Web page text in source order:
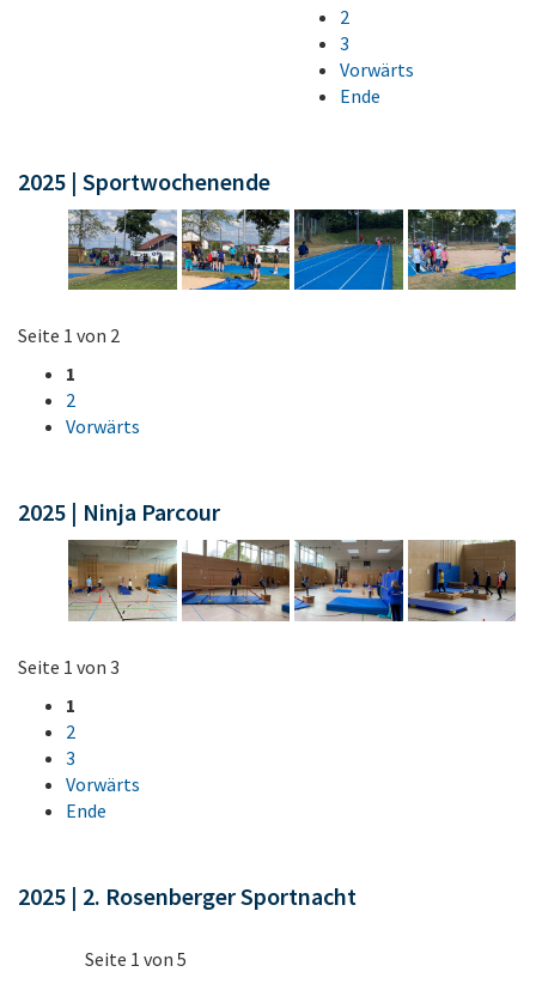
2
3
Vorwärts
Ende
2025 | Sportwochenende
Seite 1 von 2
1
2
Vorwärts
2025 | Ninja Parcour
Seite 1 von 3
1
2
3
Vorwärts
Ende
2025 | 2. Rosenberger Sportnacht
Seite 1 von 5